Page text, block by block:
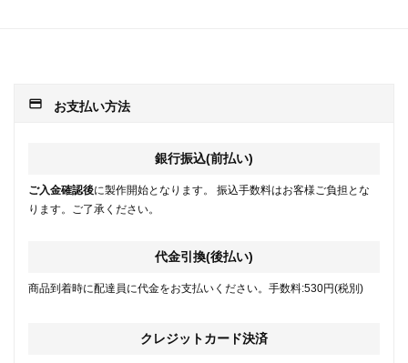
payment お支払い方法
銀行振込(前払い)
ご入金確認後に製作開始となります。 振込手数料はお客様ご負担とな
ります。ご了承ください。
代金引換(後払い)
商品到着時に配達員に代金をお支払いください。手数料:530円(税別)
クレジットカード決済